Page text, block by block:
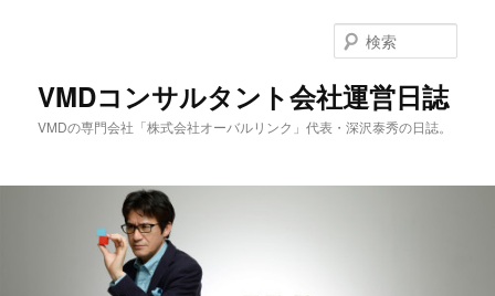
VMDコンサルタント会社運営日誌
VMDの専門会社「株式会社オーバルリンク」代表・深沢泰秀の日誌。
索